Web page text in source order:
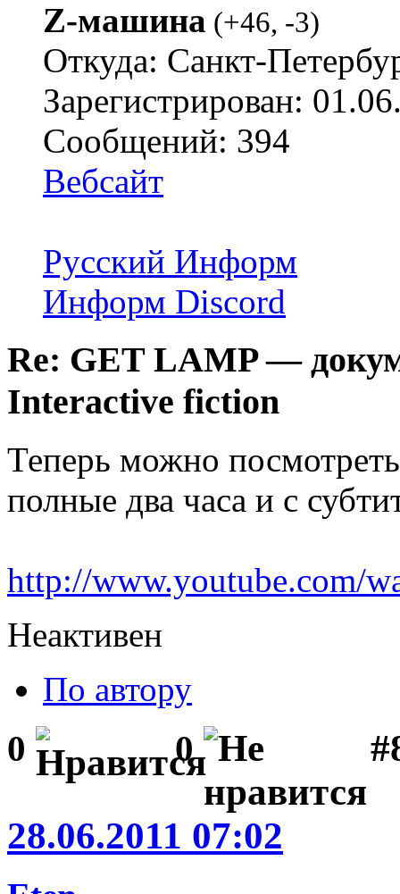
Z-машина (+46, -3)
Откуда: Санкт-
Зарегистрирован:
Сообщений: 394
Вебсайт
Русский Информ
Информ Discord
Re: GET LAMP —
Interactive fiction
Теперь можно
полные два часа и с
http://www.youtube.com/
Неактивен
По автору
0 0
28.06.2011 07:02